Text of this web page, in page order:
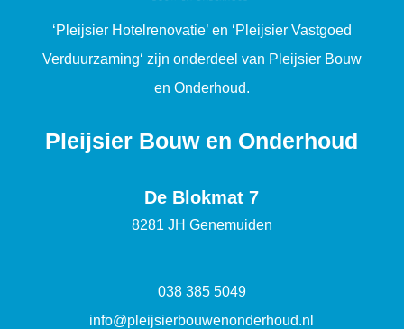
‘Pleijsier Hotelrenovatie’ en ‘Pleijsier Vastgoed
Verduurzaming‘ zijn onderdeel van Pleijsier Bouw
en Onderhoud.
Pleijsier Bouw en Onderhoud
De Blokmat 7
8281 JH Genemuiden
038 385 5049
info@pleijsierbouwenonderhoud.nl